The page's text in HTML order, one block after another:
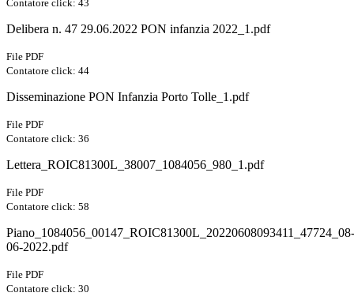
Contatore click: 43
Delibera n. 47 29.06.2022 PON infanzia 2022_1.pdf
File PDF
Contatore click: 44
Disseminazione PON Infanzia Porto Tolle_1.pdf
File PDF
Contatore click: 36
Lettera_ROIC81300L_38007_1084056_980_1.pdf
File PDF
Contatore click: 58
Piano_1084056_00147_ROIC81300L_20220608093411_47724_08-
06-2022.pdf
File PDF
Contatore click: 30